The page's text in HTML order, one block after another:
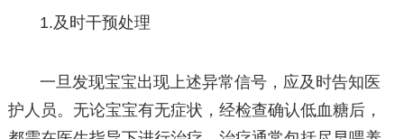
1.及时干预处理
一旦发现宝宝出现上述异常信号，应及时告知医
护人员。无论宝宝有无症状，经检查确认低血糖后，